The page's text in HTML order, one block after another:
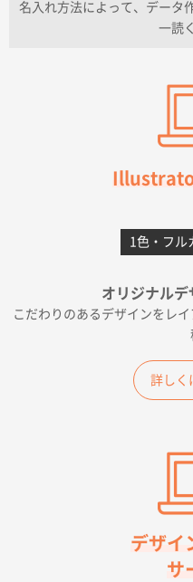
柳さんの対応が素晴ら
フレキソレジ袋 Uバッ
2026年06月28日 15:14
千葉県A社様
2026年06月19日 09:41
価格 大丈夫そうな会
大阪府のお客様
A4フルカラークリア
【ポリ】特別ご注文ペ
2026年06月08日 17:38
対応の速さ、丁寧さ
名入れ方法によって、データ
一読
1色・フル
オリジナルデ
こだわりのあるデザインをレ
詳しく
デザイ
サ